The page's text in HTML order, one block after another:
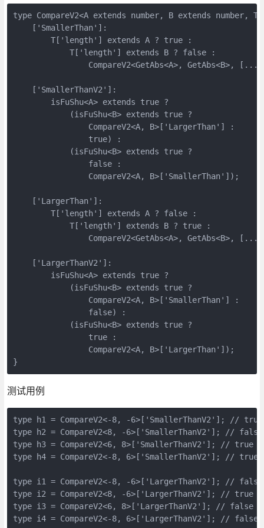
type CompareV2<A extends number, B extends
    ['SmallerThan']:
        T['length'] extends A ? true :
            T['length'] extends B ? false :
CompareV2<GetAbs<A>, GetAbs<B>,
    ['SmallerThanV2']:
        isFuShu<A> extends true ?
            (isFuShu<B> extends true ?
                CompareV2<A, B>['LargerThan'] :
                true) :
            (isFuShu<B> extends true ?
                false :
                CompareV2<A, B>['SmallerThan']);
    ['LargerThan']:
        T['length'] extends A ? false :
            T['length'] extends B ? true :
CompareV2<GetAbs<A>, GetAbs<B>,
    ['LargerThanV2']:
        isFuShu<A> extends true ?
            (isFuShu<B> extends true ?
                CompareV2<A, B>['SmallerThan'] :
                false) :
            (isFuShu<B> extends true ?
                true :
                CompareV2<A, B>['LargerThan']);
}
测试用例
type h1 = CompareV2<-8, -6>['SmallerThanV2']; // true
type h2 = CompareV2<8, -6>['SmallerThanV2']; // false
type h3 = CompareV2<6, 8>['SmallerThanV2']; // true
type h4 = CompareV2<-8, 6>['SmallerThanV2']; // true
type i1 = CompareV2<-8, -6>['LargerThanV2']; // false
type i2 = CompareV2<8, -6>['LargerThanV2']; // true
type i3 = CompareV2<6, 8>['LargerThanV2']; // false
type i4 = CompareV2<-8, 6>['LargerThanV2']; // false